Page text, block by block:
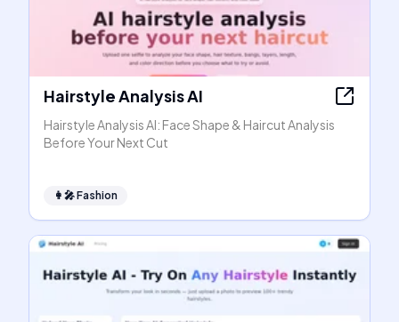
Hairstyle Analysis AI
Hairstyle Analysis AI: Face Shape & Haircut Analysis
Before Your Next Cut
👩‍🎤Fashion